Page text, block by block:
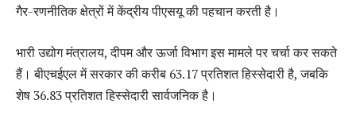
गैर-रणनीतिक क्षेत्रों में केंद्रीय पीएसयू की पहचान करती है।
भारी उद्योग मंत्रालय, दीपम और ऊर्जा विभाग इस मामले पर चर्चा कर सकते
हैं। बीएचईएल में सरकार की करीब 63.17 प्रतिशत हिस्सेदारी है, जबकि
शेष 36.83 प्रतिशत हिस्सेदारी सार्वजनिक है।